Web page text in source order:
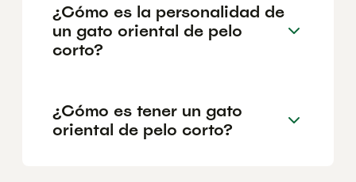
¿Cómo es la personalidad de
un gato oriental de pelo
corto?
¿Cómo es tener un gato
oriental de pelo corto?